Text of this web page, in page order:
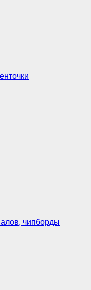
чипборды